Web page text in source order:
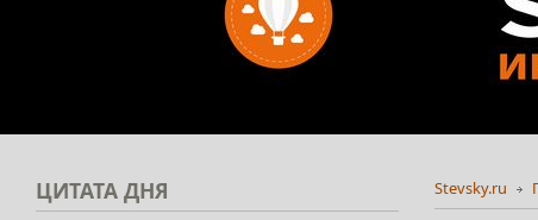
Stevsky.ru
ЦИТАТА ДНЯ